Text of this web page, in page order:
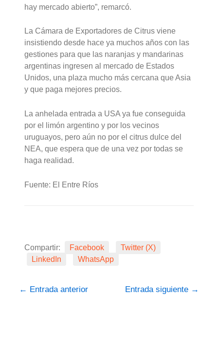
hay mercado abierto”, remarcó.
La Cámara de Exportadores de Citrus viene
insistiendo desde hace ya muchos años con las
gestiones para que las naranjas y mandarinas
argentinas ingresen al mercado de Estados
Unidos, una plaza mucho más cercana que Asia
y que paga mejores precios.
La anhelada entrada a USA ya fue conseguida
por el limón argentino y por los vecinos
uruguayos, pero aún no por el citrus dulce del
NEA, que espera que de una vez por todas se
haga realidad.
Fuente: El Entre Ríos
Compartir: Facebook
Twitter (X)
LinkedIn
WhatsApp
← Entrada anterior Entrada siguiente →